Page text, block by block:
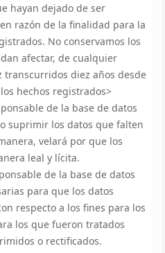
hayan dejado de ser
razón de la finalidad para la
No conservamos los
afectar, de cualquier
transcurridos diez años desde
hechos registrados>
de la base de datos
suprimir los datos que falten
velará por que los
leal y lícita.
de la base de datos
para que los datos
respecto a los fines para los
los que fueron tratados
o rectificados.